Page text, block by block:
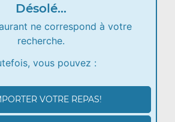
Désolé...
ne correspond à votre
recherche.
vous pouvez :
VOTRE REPAS!